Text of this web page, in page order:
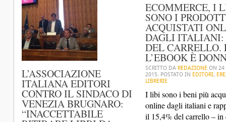
L’ASSOCIAZIONE
ITALIANA EDITORI
CONTRO IL SINDACO DI
VENEZIA BRUGNARO:
“INACCETTABILE
ECOMMERCE, I
SONO I
ACQUISTATI
DAGLI ITALIANI:
DEL CARRELLO.
L’EBOOK È
SCRITTO DA REDAZIONEON 24
2015. POSTATO IN EDITORI,
LIBRERIE
I libi sono i beni più
online dagli italiani e
il 15,4% del carrello – in